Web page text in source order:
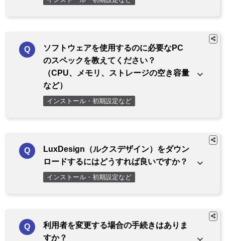
ソフトウェアを使用するのに必要なPC
のスペックを教えてください？
（CPU、メモリ、ストレージの空き容量
など）
インストール・初期設定など
LuxDesign（ルクスデザイン）をダウン
ロードするにはどうすれば良いですか？
インストール・初期設定など
利用者を変更する場合の手続きはありま
すか？